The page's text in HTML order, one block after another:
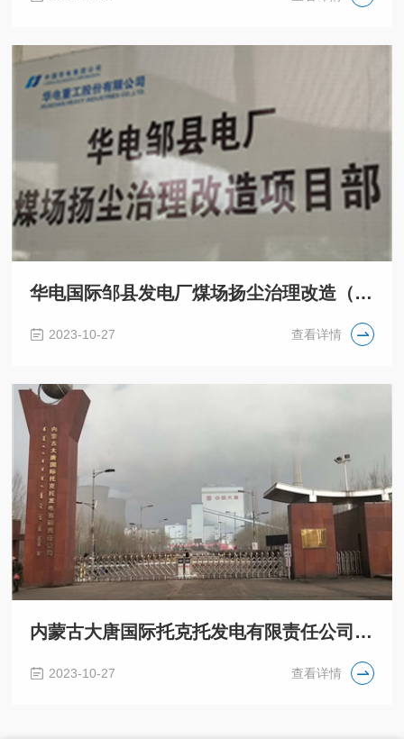
华电国际邹县发电厂煤场扬尘治理改造（三期丙及卸煤沟）
2023-10-27 查看详情
内蒙古大唐国际托克托发电有限责任公司一期、三期储煤场封闭改造项目
2023-10-27 查看详情